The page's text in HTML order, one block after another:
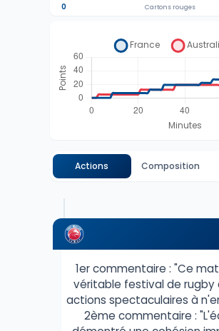
0
Cartons rouges
Actions Composition
1er commentaire : "Ce
véritable festival de rugby
actions spectaculaires à
2ème commentaire :